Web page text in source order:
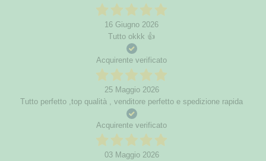
16 Giugno 2026
Tutto okkk 👍
Acquirente verificato
25 Maggio 2026
Tutto perfetto ,top qualità , venditore perfetto e spedizione rapida
Acquirente verificato
03 Maggio 2026